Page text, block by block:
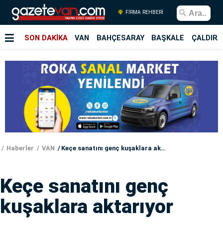
FİRMA REHBERİ
SON DAKİKA VAN BAHÇESARAY BAŞKALE
Haberler VAN Keçe sanatını genç kuşaklara aktarıyor
Keçe sanatını genç
kuşaklara aktarıyor